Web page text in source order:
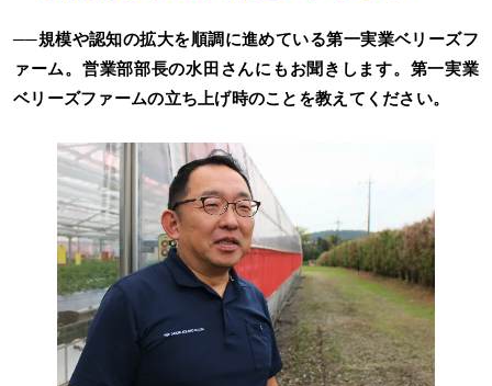
──規模や認知の拡大を順調に進めている第一実業ベリーズフ
ァーム。営業部部長の水田さんにもお聞きします。第一実業
ベリーズファームの立ち上げ時のことを教えてください。